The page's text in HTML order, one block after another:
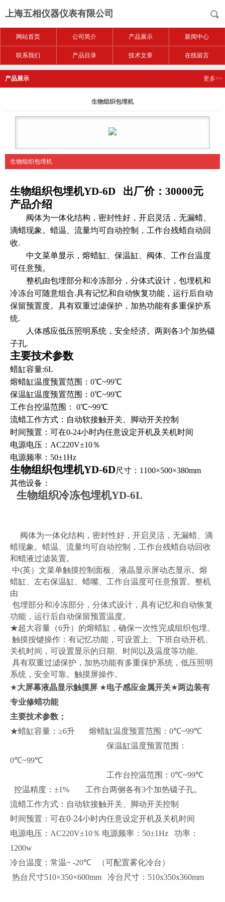
上海五相仪器仪表有限公司
网站首页 公司简介 产品展示 新闻中心
联系我们 产品目录 技术文章 在线留言
产品展示 更多>>
生物组织包埋机
生物组织包埋机
生物组织包埋机YD-6D 出厂价：30000元
产品介绍
阀体为一体化结构，密封性好，开启灵活，无漏蜡、
滴蜡现象。蜡温、流量均可自动控制，工作台残蜡自动回
收.
中文菜单显示，熔蜡缸、保温缸、阀体、工作台温度
可任意预。
整机由包埋部分和冷冻部分，分体式设计，包埋机和
冷冻台可随意组合.具有记忆和自动恢复功能，运行后自动
保留预置度。具有双重过滤保护，加热功能有多重保护系
统.
人体感应低压照明系统，安全经济。两则各3个加热镊
子孔.
主要技术参数
蜡缸容量:6L
熔蜡缸温度预置范围：0℃~99℃
保温缸温度预置范围：0℃~99℃
工作台控温范围： 0℃~99℃
流蜡工作方式：自动软接触开关、脚动开关控制
时间预置：可在0-24小时内任意设定开机及关机时间
电源电压：AC220V±10％
电源频率：50±1Hz
生物组织包埋机YD-6D尺寸：1100×500×380mm
其他设备：
生物组织冷冻包埋机YD-6L
阀体为一体化结构，密封性好，开启灵活，无漏蜡、滴
蜡现象。蜡温、流量均可自动控制，工作台残蜡自动回收
和蜡液过滤装置。
中(英）文菜单触摸控制面板、液晶显示屏动态显示。熔
蜡缸、左右保温缸、蜡嘴、工作台温度可任意预置。整机
由
包埋部分和冷冻部分，分体式设计，具有记忆和自动恢复
功能，运行后自动保留预置温度。
★超大容量（6升）的熔蜡缸，确保一次性完成组织包埋。
触摸按键操作：有记忆功能，可设置上、下班自动开机、
关机时间，可设置显示的日期、时间以及温度等功能。
具有双重过滤保护，加热功能有多重保护系统，低压照明
系统，安全可靠。触摸屏操作。
★大屏幕液晶显示触摸屏 ★电子感应金属开关★两边装有
专业修蜡功能
主要技术参数；
★蜡缸容量：≥6升 熔蜡缸温度预置范围： 0℃~99℃
保温缸温度预置范围：
0℃~99℃
工作台控温范围： 0℃~99℃
控温精度：±1% 工作台两侧各有3个加热镊子孔。
流蜡工作方式：自动软接触开关、脚动开关控制
时间预置：可在0-24小时内任意设定开机及关机时间
电源电压： AC220V±10％ 电源频率： 50±1Hz
功率：
1200w
冷台温度：常温~ -20℃
（可配置雾化冷台）
热台 尺寸510×350×600mm 冷台尺寸： 510x350x360mm